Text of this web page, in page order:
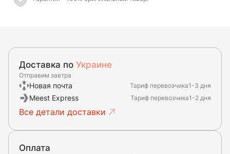
Доставка по Украине
Отправим завтра
Новая почта Тариф перевозчика1-3 дня
Meest Express Тариф перевозчика1-2 дня
Все детали доставки
Оплата